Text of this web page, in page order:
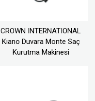
CROWN INTERNATIONAL
Kiano Duvara Monte Saç
Kurutma Makinesi